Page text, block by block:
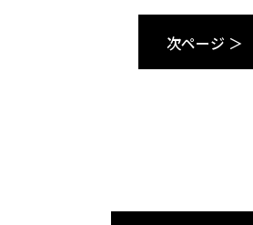
次ページ ＞